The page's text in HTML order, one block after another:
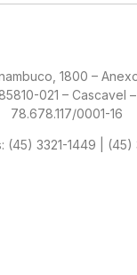
1800 –
021 – Cascavel
78.678.117/0001-16
(45) 3321-1449 | (45)